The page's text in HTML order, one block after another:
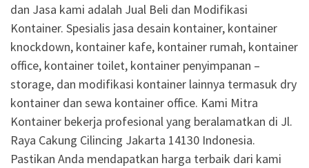
dan Jasa kami adalah Jual Beli dan Modifikasi
Kontainer. Spesialis jasa desain kontainer, kontainer
knockdown, kontainer kafe, kontainer rumah, kontainer
office, kontainer toilet, kontainer penyimpanan –
storage, dan modifikasi kontainer lainnya termasuk dry
kontainer dan sewa kontainer office. Kami Mitra
Kontainer bekerja profesional yang beralamatkan di Jl.
Raya Cakung Cilincing Jakarta 14130 Indonesia.
Pastikan Anda mendapatkan harga terbaik dari kami